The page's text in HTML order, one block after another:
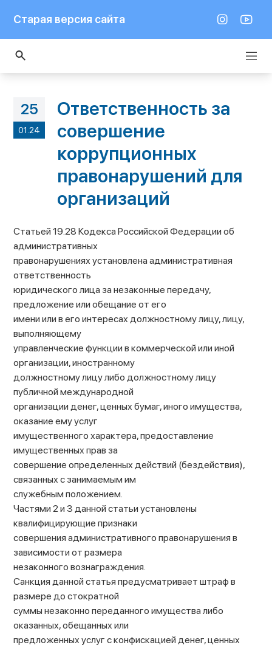
Старая версия сайта
25
01.24
Ответственность за
совершение
коррупционных
правонарушений для
организаций
Статьей 19.28 Кодекса Российской Федерации об
административных
правонарушениях установлена административная
ответственность
юридического лица за незаконные передачу,
предложение или обещание от его
имени или в его интересах должностному лицу, лицу,
выполняющему
управленческие функции в коммерческой или иной
организации, иностранному
должностному лицу либо должностному лицу
публичной международной
организации денег, ценных бумаг, иного имущества,
оказание ему услуг
имущественного характера, предоставление
имущественных прав за
совершение определенных действий (бездействия),
связанных с занимаемым им
служебным положением.
Частями 2 и 3 данной статьи установлены
квалифицирующие признаки
совершения административного правонарушения в
зависимости от размера
незаконного вознаграждения.
Санкция данной статья предусматривает штраф в
размере до стократной
суммы незаконно переданного имущества либо
оказанных, обещанных или
предложенных услуг с конфискацией денег, ценных